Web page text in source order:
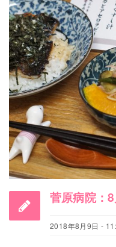
菅原病院：
2018年8月9日 -